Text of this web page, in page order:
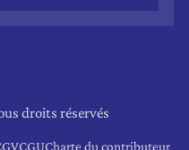
droits réservés
CGUCharte du contributeur